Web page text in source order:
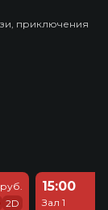
приключения
2D
15:00
Зал 1